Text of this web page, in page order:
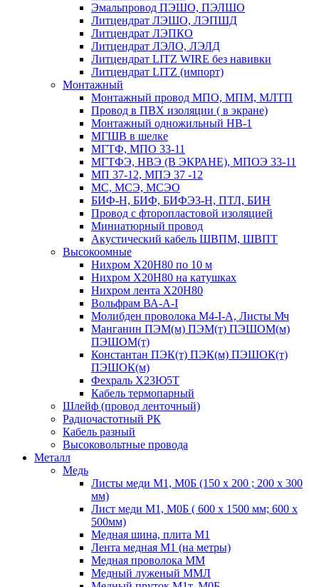
Эмальпровод ПЭШО, ПЭЛШО
Литцендрат ЛЭШО, ЛЭПШД
Литцендрат ЛЭПКО
Литцендрат ЛЭЛО, ЛЭЛД
Литцендрат LITZ WIRE без навивки
Литцендрат LITZ (импорт)
Монтажный
Монтажный провод МПО, МПМ, МЛТП
Провод в ПВХ изоляции ( в экране)
Монтажный одножильный HB-1
МГШВ в шелке
МГТФ, МПО 33-11
МГТФЭ, НВЭ (В ЭКРАНЕ), МПОЭ 33-11
МП 37-12, МПЭ 37 -12
МС, МСЭ, МСЭО
БИФ-Н, БИФ, БИФЭЗ-Н, ПТЛ, БИН
Провод с фторопластовой изоляцией
Миниатюрный провод
Акустический кабель ШВПМ, ШВПТ
Высокоомные
Нихром Х20Н80 по 10 м
Нихром Х20Н80 на катушках
Нихром лента Х20Н80
Вольфрам ВА-А-I
Молибден проволока М4-I-А, Листы Мч
Манганин ПЭМ(м) ПЭМ(т) ПЭШОМ(м)
ПЭШОМ(т)
Константан ПЭК(т) ПЭК(м) ПЭШОК(т)
ПЭШОК(м)
Фехраль Х23Ю5Т
Кабель термопарный
Шлейф (провод ленточный)
Радиочастотный РК
Кабель разный
Высоковольтные провода
Металл
Медь
Листы меди М1, М0Б (150 х 200 ; 200 х 300
мм)
Лист меди М1, М0Б ( 600 х 1500 мм; 600 х
500мм)
Медная шина, плита М1
Лента медная М1 (на метры)
Медная проволока ММ
Медный луженый ММЛ